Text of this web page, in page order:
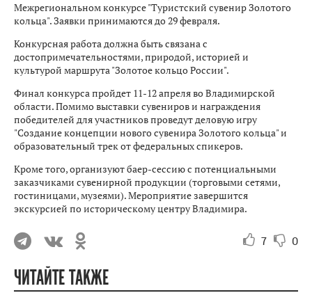
Межрегиональном конкурсе "Туристский сувенир Золотого
кольца". Заявки принимаются до 29 февраля.
Конкурсная работа должна быть связана с
достопримечательностями, природой, историей и
культурой маршрута "Золотое кольцо России".
Финал конкурса пройдет 11-12 апреля во Владимирской
области. Помимо выставки сувениров и награждения
победителей для участников проведут деловую игру
"Создание концепции нового сувенира Золотого кольца" и
образовательный трек от федеральных спикеров.
Кроме того, организуют баер-сессию с потенциальными
заказчиками сувенирной продукции (торговыми сетями,
гостиницами, музеями). Мероприятие завершится
экскурсией по историческому центру Владимира.
7 0
ЧИТАЙТЕ ТАКЖЕ